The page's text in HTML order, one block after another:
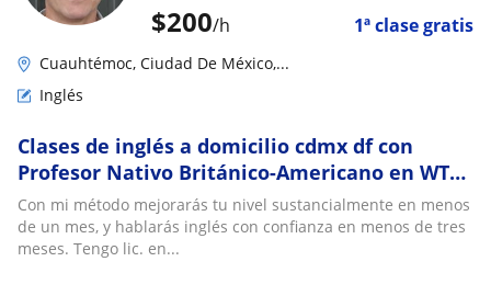
$200/h 1ª clase gratis
Cuauhtémoc, Ciudad De México,...
Inglés
Clases de inglés a domicilio cdmx df con
Profesor Nativo Británico-Americano en WTC
Nápoles Cd de México Sur IELTS TOEFL TOEIC
Cambridge
Con mi método mejorarás tu nivel sustancialmente en menos
de un mes, y hablarás inglés con confianza en menos de tres
meses. Tengo lic. en...